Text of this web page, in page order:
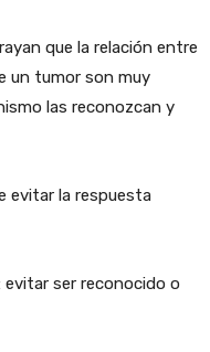
que la relación entre
un tumor son muy
las reconozcan y
evitar la respuesta
evitar ser reconocido o